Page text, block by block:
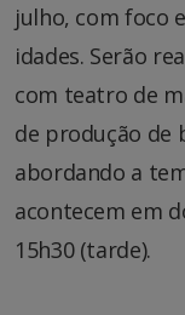
julho, com foco
idades. Serão
com teatro de
de produção de
abordando a
acontecem em
15h30 (tarde).